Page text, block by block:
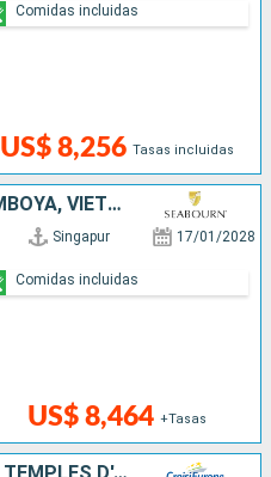
US$ 8,256 Tasas incluidas
Comidas incluidas
SINGAPUR, TAILANDIA, CAMBOYA, VIETNAM, CHINA
Singapur 17/01/2028
US$ 8,464 +Tasas
Comidas incluidas